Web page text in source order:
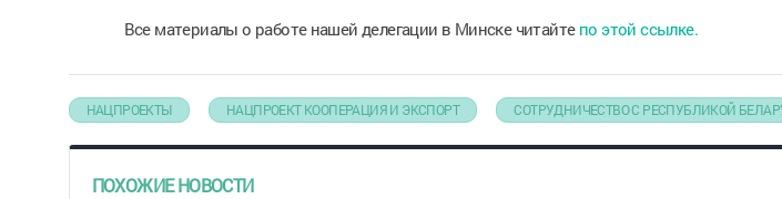
Все материалы о работе нашей делегации в Минске читайте по этой ссылке.
НАЦПРОЕКТЫ НАЦПРОЕКТ КООПЕРАЦИЯ И ЭКСПОРТ СОТРУДНИЧЕСТВО С РЕСПУБЛИКОЙ
ПОХОЖИЕ НОВОСТИ